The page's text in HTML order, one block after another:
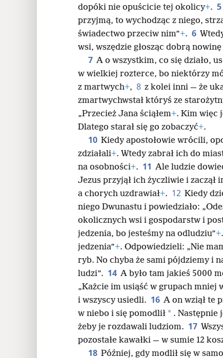
dopóki nie opuścicie tej okolicy+. 5
przyjmą, to wychodząc z niego,
świadectwo przeciw nim”+. 6
wsi, wszędzie głosząc dobrą
7 A o wszystkim, co się działo,
w wielkiej rozterce, bo niektórzy
z martwych+, 8 z kolei inni — że
zmartwychwstał któryś ze
„Przecież Jana ściąłem+. Kim więc
Dlatego starał się go zobaczyć+.
10 Kiedy apostołowie wrócili,
zdziałali+. Wtedy zabrał ich do
na osobności+. 11 Ale ludzie
Jezus przyjął ich życzliwie i
a chorych uzdrawiał+. 12 Kiedy
niego Dwunastu i powiedziało:
okolicznych wsi i gospodarstw i
jedzenia, bo jesteśmy na odludziu”+.
jedzenia”+. Odpowiedzieli: „Nie
ryb. No chyba że sami pójdziemy i
ludzi”. 14 A było tam jakieś 5000
„Każcie im usiąść w grupach mniej
i wszyscy usiedli. 16 A on wziął te
w niebo i się pomodlił * . Następnie
żeby je rozdawali ludziom. 17
pozostałe kawałki — w sumie 12
18 Później, gdy modlił się w